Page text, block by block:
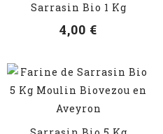
Sarrasin Bio 1 Kg
4,00 €
VOIR LES DÉTAILS